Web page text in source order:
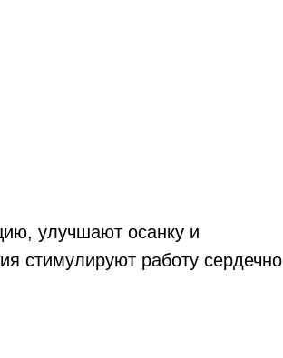
улучшают осанку и
стимулируют работу сердечно